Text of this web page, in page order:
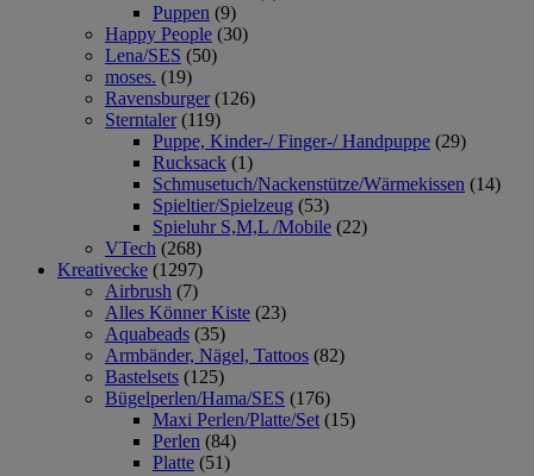
Puppen (9)
Happy People (30)
Lena/SES (50)
moses. (19)
Ravensburger (126)
Sterntaler (119)
Puppe, Kinder-/ Finger-/ Handpuppe (29)
Rucksack (1)
Schmusetuch/Nackenstütze/Wärmekissen (14)
Spieltier/Spielzeug (53)
Spieluhr S,M,L /Mobile (22)
VTech (268)
Kreativecke (1297)
Airbrush (7)
Alles Könner Kiste (23)
Aquabeads (35)
Armbänder, Nägel, Tattoos (82)
Bastelsets (125)
Bügelperlen/Hama/SES (176)
Maxi Perlen/Platte/Set (15)
Perlen (84)
Platte (51)